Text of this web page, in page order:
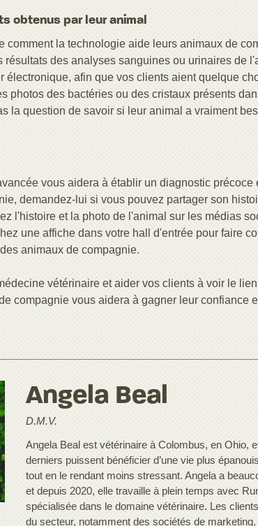
obtenus par leur animal
comment la technologie aide leurs animaux de
résultats des analyses sanguines ou urinaires de
électronique, afin que vos clients aient quelque
photos des bactéries ou des cristaux présents
la question de savoir si leur animal a vraiment
vous aidera à établir un diagnostic précoce
demandez-lui si vous pouvez partager son
l'histoire et la photo de l'animal sur les médias
une affiche dans votre hall d'entrée pour faire
animaux de compagnie.
vétérinaire et aider vos clients à voir le
compagnie vous aidera à gagner leur confiance
Angela Beal
D.M.V.
Angela Beal est vétérinaire à Colombus, en Ohio,
derniers puissent bénéficier d’une vie plus
tout en le rendant moins stressant. Angela a
et depuis 2020, elle travaille à plein temps avec
spécialisée dans le domaine vétérinaire. Les
du secteur, notamment des sociétés de